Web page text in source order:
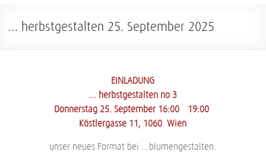
… herbstgestalten 25. September 2025
EINLADUNG
… herbstgestalten no 3
Donnerstag 25. September 16:00 – 19:00
Köstlergasse 11, 1060 Wien
unser neues Format bei …blumengestalten.